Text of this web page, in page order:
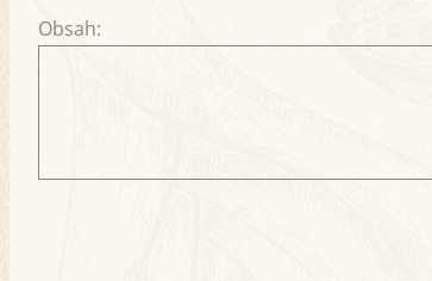
Obsah: